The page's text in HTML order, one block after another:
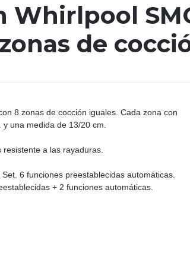
Whirlpool
de
8 zonas de cocción iguales. Cada zona con
una medida de 13/20 cm.
a las rayaduras.
6 funciones preestablecidas automáticas.
+ 2 funciones automáticas.